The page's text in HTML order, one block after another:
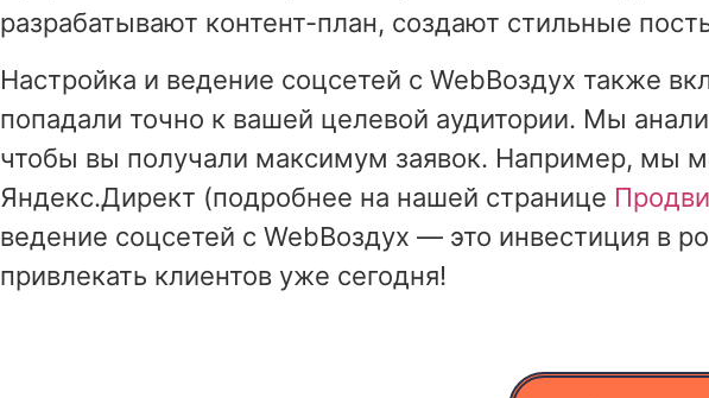
разрабатывают контент-план, создают стильные
Настройка и ведение соцсетей с WebВоздух также
попадали точно к вашей целевой аудитории. Мы
чтобы вы получали максимум заявок. Например, мы
Яндекс.Директ (подробнее на нашей странице
ведение соцсетей с WebВоздух — это инвестиция в
привлекать клиентов уже сегодня!